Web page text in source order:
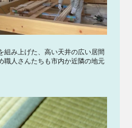
組み上げた、高い天井の広い居間
職人さんたちも市内か近隣の地元